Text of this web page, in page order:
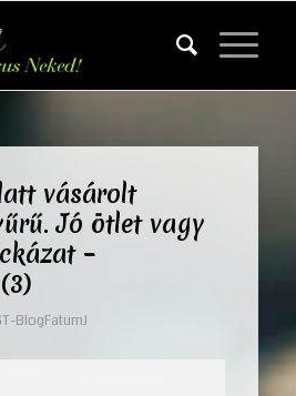
vásárolt
Jó ötlet vagy
–
BlogFatumJ